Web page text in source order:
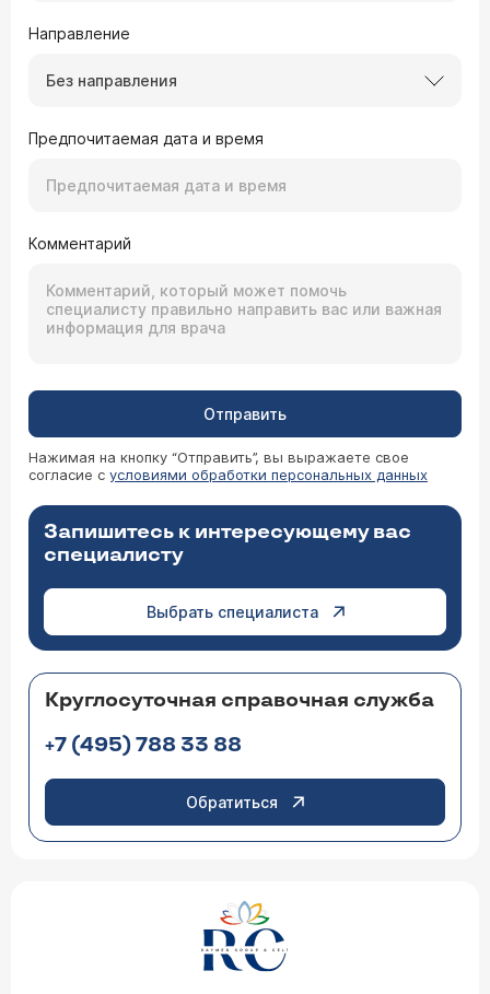
Направление
Без направления
Предпочитаемая дата и время
Комментарий
Отправить
Нажимая на кнопку “Отправить”, вы выражаете свое
согласие с условиями обработки персональных данных
Запишитесь к интересующему вас
специалисту
Выбрать специалиста
Круглосуточная справочная служба
+7 (495) 788 33 88
Обратиться